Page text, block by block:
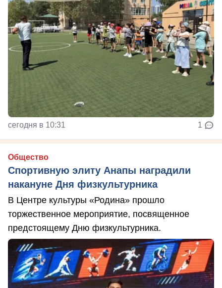
сегодня в 10:31 1
Общество
Спортивную элиту Анапы наградили
накануне Дня физкультурника
В Центре культуры «Родина» прошло
торжественное мероприятие, посвященное
предстоящему Дню физкультурника.